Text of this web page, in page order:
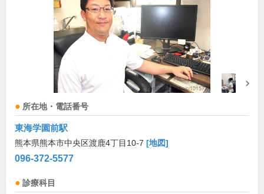
所在地・電話番号
東海学園前駅
熊本県熊本市中央区渡鹿4丁目10-7 [地図]
096-372-5577
診療科目